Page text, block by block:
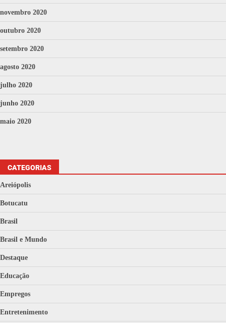
novembro 2020
outubro 2020
setembro 2020
agosto 2020
julho 2020
junho 2020
maio 2020
CATEGORIAS
Areiópolis
Botucatu
Brasil
Brasil e Mundo
Destaque
Educação
Empregos
Entretenimento